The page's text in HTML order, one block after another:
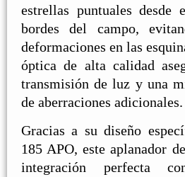
estrellas puntuales desde
bordes del campo,
deformaciones en las
óptica de alta calidad
transmisión de luz y una
de aberraciones adicionales.
Gracias a su diseño
185 APO, este aplanador
integración perfecta